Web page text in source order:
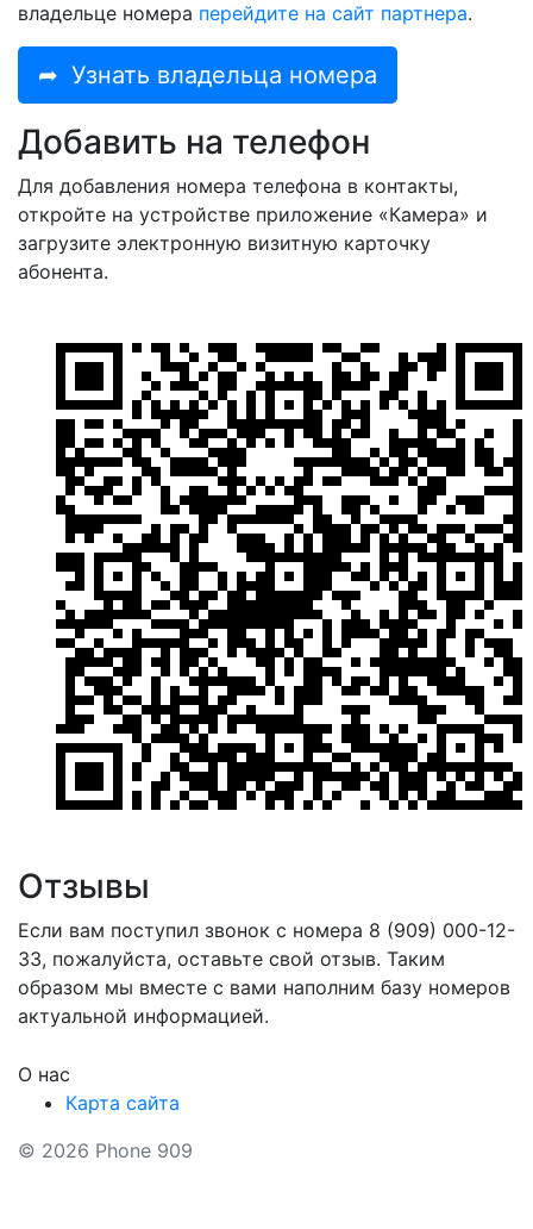
владельце номера перейдите на сайт партнера.
➦ Узнать владельца номера
Добавить на телефон
Для добавления номера телефона в контакты,
откройте на устройстве приложение «Камера» и
загрузите электронную визитную карточку
абонента.
Отзывы
Если вам поступил звонок с номера 8 (909) 000-12-
33, пожалуйста, оставьте свой отзыв. Таким
образом мы вместе с вами наполним базу номеров
актуальной информацией.
О нас
Карта сайта
© 2026 Phone 909